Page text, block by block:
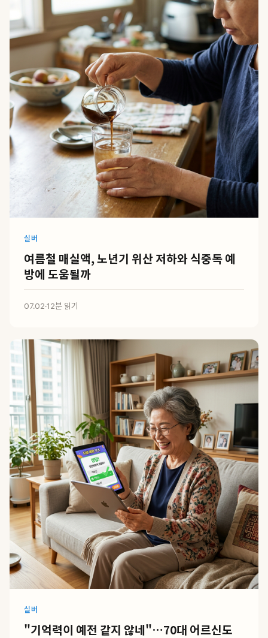
실버
여름철 매실액, 노년기 위산 저하와 식중독 예
방에 도움될까
07.02·12분 읽기
실버
"기억력이 예전 같지 않네"…70대 어르신도